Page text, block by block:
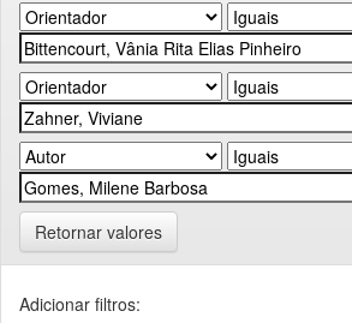
Retornar valores
Adicionar filtros: